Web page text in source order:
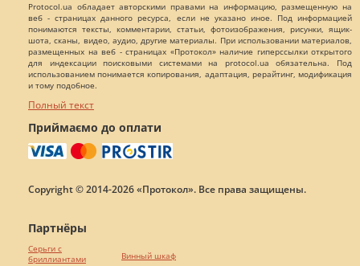
Protocol.ua обладает авторскими правами на информацию, размещенную на
веб - страницах данного ресурса, если не указано иное. Под информацией
понимаются тексты, комментарии, статьи, фотоизображения, рисунки, ящик-
шота, сканы, видео, аудио, другие материалы. При использовании материалов,
размещенных на веб - страницах «Протокол» наличие гиперссылки открытого
для индексации поисковыми системами на protocol.ua обязательна. Под
использованием понимается копирования, адаптация, рерайтинг, модификация
и тому подобное.
Полный текст
Приймаємо до оплати
Copyright © 2014-2026 «Протокол». Все права защищены.
Партнёры
Серьги с
бриллиантами
Винный шкаф